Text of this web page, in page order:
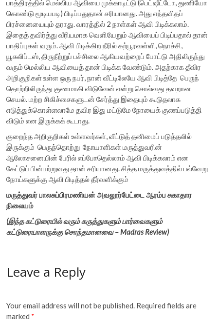
பாத்திரத்தில் மெல்லிய ஆவியை முக்காடிட்டு (பெட்ஷீட்டோ, துணியோ
கொண்டு மூடியபடி) பிடிப்பதுதான் சரியானது. அது எந்தவிதப்
பிரச்னையையும் தராது. வாரத்தில் 2 நாள்கள் ஆவி பிடிக்கலாம்.
இதைத் தவிர்த்து வீரியமாக வெளியேறும் ஆவியைப் பிடிப்பதால் தான்
பாதிப்புகள் வரும். ஆவி பிடிக்கிற நீரில் கற்பூரவள்ளி, நொச்சி,
யூகலிப்டஸ், திருநீற்றுப் பச்சிலை ஆகியவற்றைப் போட்டு அதிலிருந்து
வரும் மெல்லிய ஆவியைத் தான் பிடிக்க வேண்டும். அதற்காக தீவிர
அறிகுறிகள் உள்ள ஒரு நபர், நான் வீட்டிலேயே ஆவி பிடித்தே பெருந்
தொற்றிலிருந்து குணமாகி விடுவேன் என்று சொல்வது தவறான
செயல். மற்ற சிகிச்சைகளுடன் சேர்த்து இதையும் கூடுதலாக
எடுத்துக்கொள்ளலாமே தவிர இது மட்டுமே நோயைக் குணப்படுத்தி
விடும் என இருக்கக் கூடாது.
குறைந்த அறிகுறிகள் உள்ளவர்கள், வீட்டுத் தனிமைப் படுத்தலில்
இருக்கும் பெருந்தொற்று நோயாளிகள் மருத்துவரின்
ஆலோசனையின் பேரில் எப்போதெல்லாம் ஆவி பிடிக்கலாம் என
கேட்டுப் பின்பற்றுவது தான் சரியானது. சித்த மருத்துவத்தில் பல்வேறு
நோய்களுக்கு ஆவி பிடித்தல் தீர்வளிக்கும்
மருத்துவர் பாலசுப்பிரமணியன் அவலூர்பேட்டை ஆரம்ப சுகாதார
நிலையம்
(இந்த கட்டுரையில் வரும் கருத்துகளும் பார்வைகளும்
கட்டுரையாளருக்கு சொந்தமானவை – Madras Review)
Leave a Reply
Your email address will not be published. Required fields are
marked *